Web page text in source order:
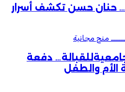
لغز الرقم 5… حنان حسن تكشف أسرار
جامعيةللقبالة… دفعة
والطفل